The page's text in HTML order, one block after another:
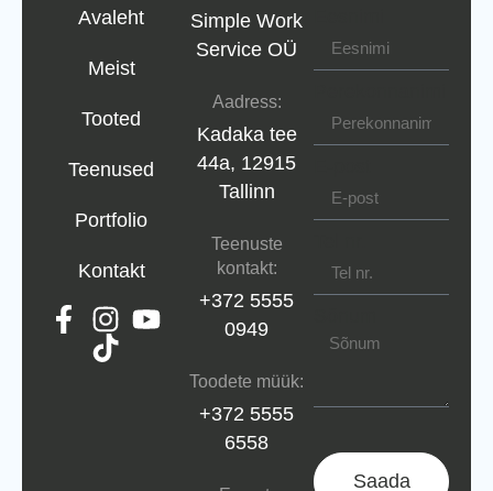
Avaleht
Meist
Tooted
Teenused
Portfolio
Kontakt
Simple Work
Service OÜ
Aadress:
Kadaka tee
44a, 12915
Tallinn
Teenuste
kontakt:
+372 5555
0949
Toodete müük:
+372 5555
6558
Saada